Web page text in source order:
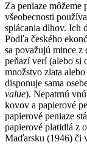
Za peniaze
všeobecnosti
splácania dlhov. Ich
Podľa českého
sa považujú mince
peňazí verí (alebo si
množstvo zlata
disponuje sama
value). Nepatrnú
kovov a papierové
papierové peniaze
papierové platidlá z
Maďarsku (1946) či